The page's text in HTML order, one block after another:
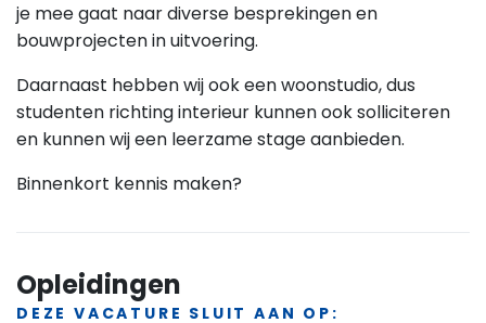
je mee gaat naar diverse besprekingen en
bouwprojecten in uitvoering.
Daarnaast hebben wij ook een woonstudio, dus
studenten richting interieur kunnen ook solliciteren
en kunnen wij een leerzame stage aanbieden.
Binnenkort kennis maken?
Opleidingen
DEZE VACATURE SLUIT AAN OP: